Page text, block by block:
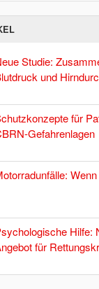
Studie:
und
für
Gefahrenlagen
Hilfe:
für